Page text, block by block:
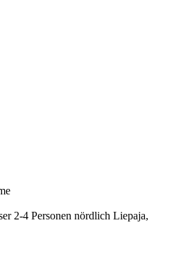
2-4 Personen nördlich Liepaja,